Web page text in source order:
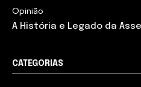
Opinião
A História e Legado da
CATEGORIAS